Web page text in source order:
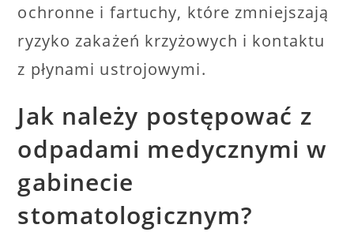
ochronne i fartuchy, które zmniejszają
ryzyko zakażeń krzyżowych i kontaktu
z płynami ustrojowymi.
Jak należy postępować z
odpadami medycznymi w
gabinecie
stomatologicznym?